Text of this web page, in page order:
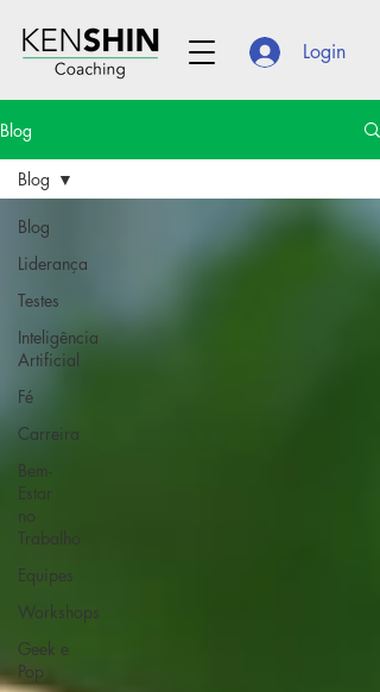
Login
Blog
Blog
Liderança
Testes
Inteligência
Artificial
Fé
Carreira
Bem-
Estar
no
Trabalho
Equipes
Workshops
Geek e
Pop
Blog